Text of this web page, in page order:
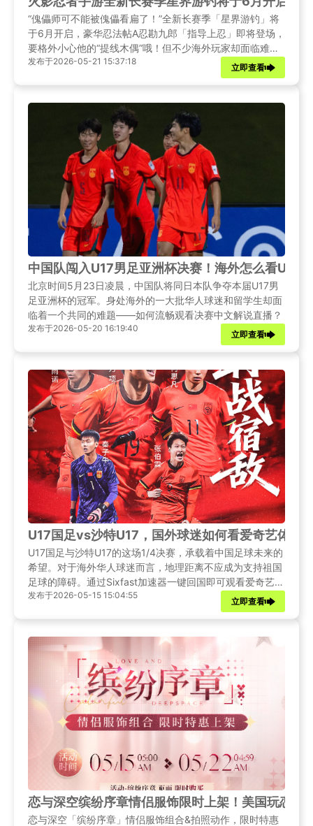
“傀儡师可不能被傀儡看扁了！”全新长赛季「星界游钓」将
于6月开启，豪华忍法帖A忍勘九郎「指导上忍」即将登场，
要格外小心他的“提线木偶”哦！但不少海外玩家却面临难
题：网络延迟高、技能释放卡顿、对战频繁掉包，难以体验
新赛季乐趣。本文先带来新赛季相关资讯，再分享海外畅玩
赛季。
发布于2026-05-21 15:37:18
立即查看
中国队闯入U17男足亚洲杯决赛！海外怎么看U17
北京时间5月23日凌晨，中国队将同日本队争夺本届U17男
足亚洲杯的冠军。身处海外的一大批华人球迷和留学生却面
临着一个共同的难题——如何流畅观看决赛中文解说直播？
发布于2026-05-20 16:19:40
立即查看
U17国足vs沙特U17，国外球迷如何看爱奇艺体育
U17国足与沙特U17的这场1/4决赛，承载着中国足球未来的
希望。对于海外华人球迷而言，地理距离不应成为支持祖国
足球的障碍。通过Sixfast加速器一键回国即可观看爱奇艺体
育的高清直播。
发布于2026-05-15 15:04:55
立即查看
恋与深空缤纷序章情侣服饰限时上架！美国玩恋与
恋与深空「缤纷序章」情侣服饰组合&拍照动作，限时特惠